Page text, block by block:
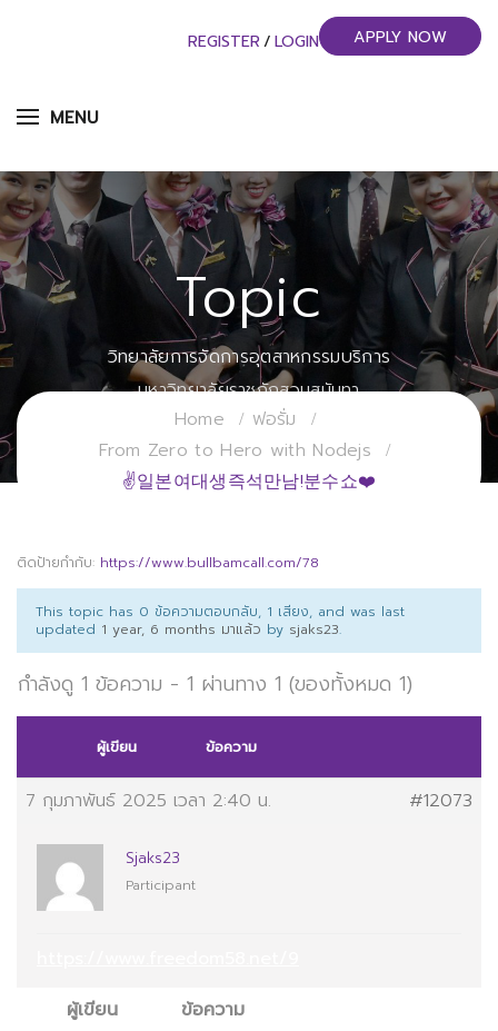
MENU
REGISTER / LOGIN APPLY NOW
Topic
วิทยาลัยการจัดการอุตสาหกรรมบริการ
มหาวิทยาลัยราชภัฏสวนสุนันทา
Home
ฟอรั่ม
From Zero to Hero with Nodejs
✌일본여대생즉석만남!분수쇼❤️
ติดป้ายกำกับ: https://www.bullbamcall.com/78
This topic has 0 ข้อความตอบกลับ, 1 เสียง, and was last
updated 1 year, 6 months มาแล้ว by sjaks23.
กำลังดู 1 ข้อความ - 1 ผ่านทาง 1 (ของทั้งหมด 1)
ผู้เขียน ข้อความ
7 กุมภาพันธ์ 2025 เวลา 2:40 น. #12073
Sjaks23
Participant
ผู้เขียน
ข้อความ